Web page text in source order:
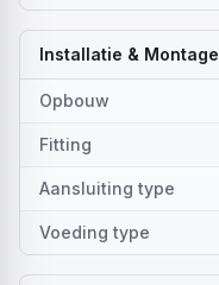
Installatie & Montage
Opbouw
Fitting
Aansluiting type
Voeding type